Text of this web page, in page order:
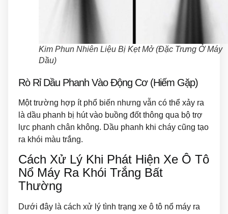
Kim Phun Nhiên Liệu Bị Kẹt Mở (Đặc Trưng Ở Máy
Dầu)
Rò Rỉ Dầu Phanh Vào Động Cơ (Hiếm Gặp)
Một trường hợp ít phổ biến nhưng vẫn có thể xảy ra
là dầu phanh bị hút vào buồng đốt thông qua bộ trợ
lực phanh chân không. Dầu phanh khi cháy cũng tạo
ra khói màu trắng.
Cách Xử Lý Khi Phát Hiện Xe Ô Tô
Nổ Máy Ra Khói Trắng Bất
Thường
Dưới đây là cách xử lý tình trạng xe ô tô nổ máy ra